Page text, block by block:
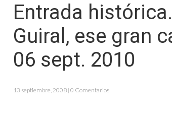
Entrada
Guiral, ese gran
06 sept. 2010
13 septiembre, 2008 | 0 Comentarios